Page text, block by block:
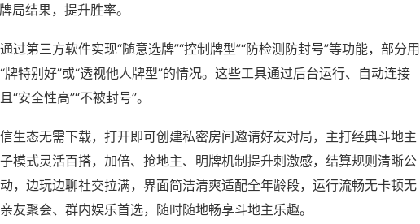
局结果，提升胜率。
过第三方软件实现“随意选牌”“控制牌型”“防检测防封号”等功能，部分用
特别好”或“透视他人牌型”的情况。这些工具通过后台运行、自动连接
安全性高”“不被封号”。
生态无需下载，打开即可创建私密房间邀请好友对局，主打经典斗地主
模式灵活百搭，加倍、抢地主、明牌机制提升刺激感，结算规则清晰公
，边玩边聊社交拉满，界面简洁清爽适配全年龄段，运行流畅无卡顿无
友聚会、群内娱乐首选，随时随地畅享斗地主乐趣。